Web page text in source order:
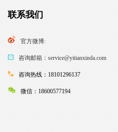
联系我们
官方微博:
咨询邮箱：service@yitianxinda.com
咨询热线：18101296137
微信：18600577194